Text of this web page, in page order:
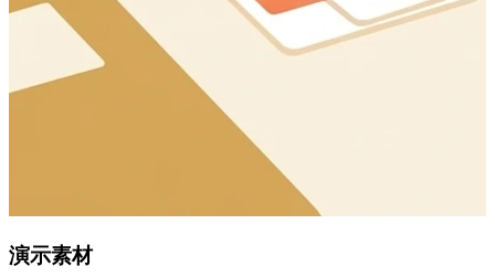
演示素材